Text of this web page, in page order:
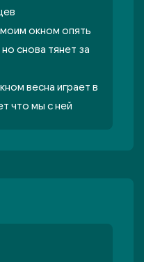
окном опять
снова тянет за
весна играет в
что мы с ней